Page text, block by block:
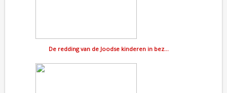
De redding van de Joodse kinderen in bez…